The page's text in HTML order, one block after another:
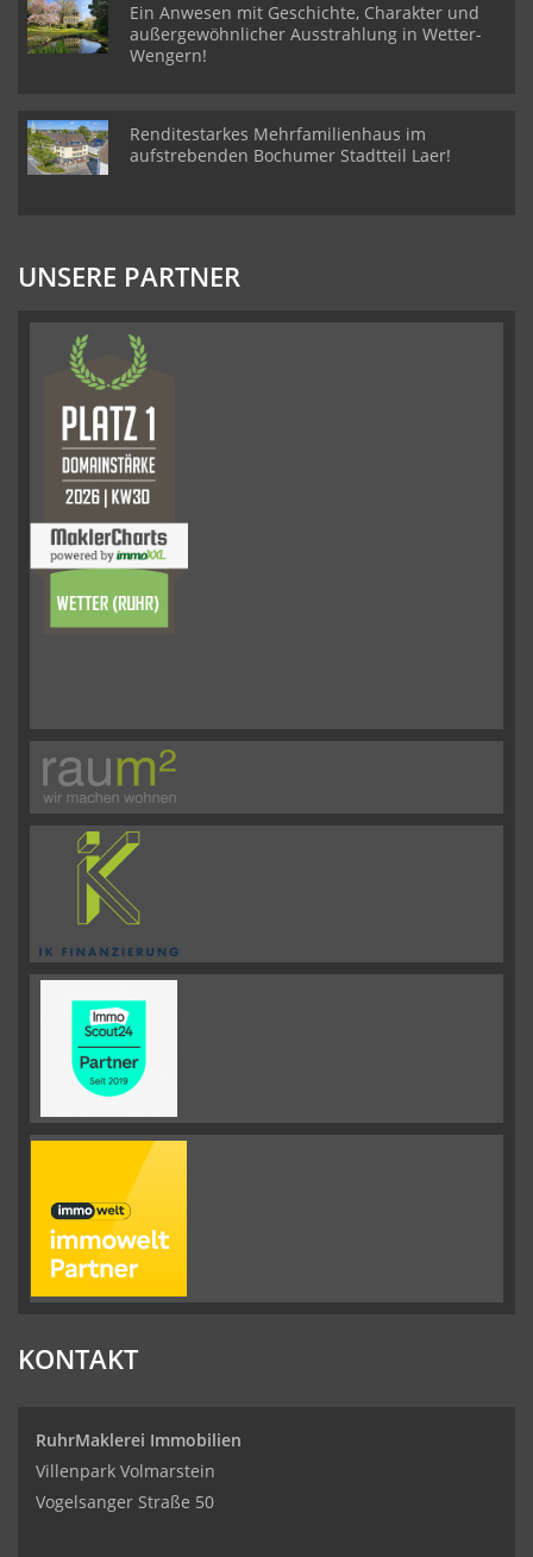
Ein Anwesen mit Geschichte, Charakter und
außergewöhnlicher Ausstrahlung in Wetter-
Wengern!
Renditestarkes Mehrfamilienhaus im
aufstrebenden Bochumer Stadtteil Laer!
UNSERE PARTNER
KONTAKT
RuhrMaklerei Immobilien
Villenpark Volmarstein
Vogelsanger Straße 50